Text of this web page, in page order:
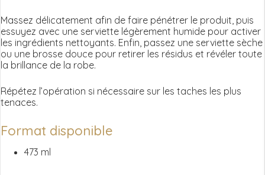
Massez délicatement afin de faire pénétrer le produit, puis
essuyez avec une serviette légèrement humide pour activer
les ingrédients nettoyants. Enfin, passez une serviette sèche
ou une brosse douce pour retirer les résidus et révéler toute
la brillance de la robe.
Répétez l’opération si nécessaire sur les taches les plus
tenaces.
Format disponible
473 ml